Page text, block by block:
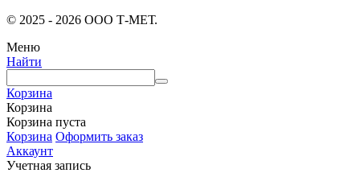
© 2025 - 2026 ООО Т-МЕТ.
Меню
Найти
Корзина
Корзина
Корзина пуста
Корзина Оформить заказ
Аккаунт
Учетная запись